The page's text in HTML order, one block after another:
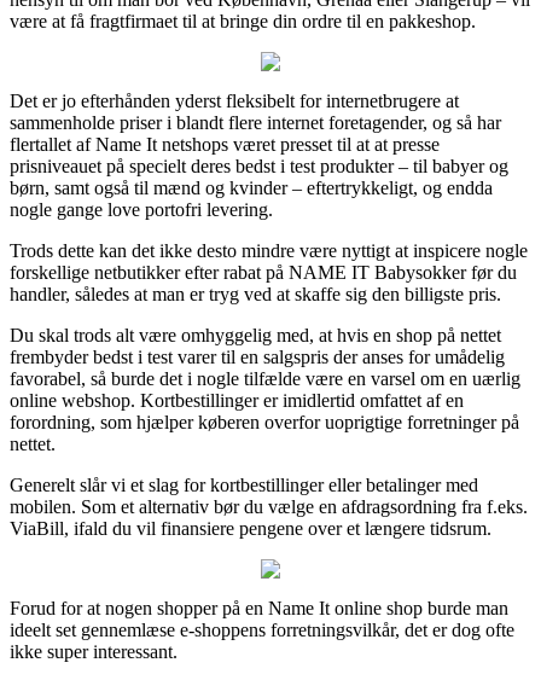
være at få fragtfirmaet til at bringe din ordre til en pakkeshop.
Det er jo efterhånden yderst fleksibelt for internetbrugere at
sammenholde priser i blandt flere internet foretagender, og så har
flertallet af Name It netshops været presset til at at presse
prisniveauet på specielt deres bedst i test produkter – til babyer og
børn, samt også til mænd og kvinder – eftertrykkeligt, og endda
nogle gange love portofri levering.
Trods dette kan det ikke desto mindre være nyttigt at inspicere nogle
forskellige netbutikker efter rabat på NAME IT Babysokker før du
handler, således at man er tryg ved at skaffe sig den billigste pris.
Du skal trods alt være omhyggelig med, at hvis en shop på nettet
frembyder bedst i test varer til en salgspris der anses for umådelig
favorabel, så burde det i nogle tilfælde være en varsel om en uærlig
online webshop. Kortbestillinger er imidlertid omfattet af en
forordning, som hjælper køberen overfor uoprigtige forretninger på
nettet.
Generelt slår vi et slag for kortbestillinger eller betalinger med
mobilen. Som et alternativ bør du vælge en afdragsordning fra f.eks.
ViaBill, ifald du vil finansiere pengene over et længere tidsrum.
Forud for at nogen shopper på en Name It online shop burde man
ideelt set gennemlæse e-shoppens forretningsvilkår, det er dog ofte
ikke super interessant.